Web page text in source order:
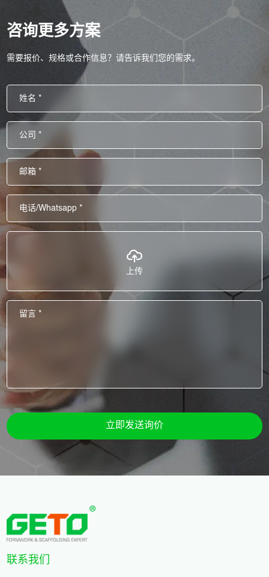
咨询更多方案
需要报价、规格或合作信息？请告诉我们您的需求。
上传
立即发送询价
联系我们